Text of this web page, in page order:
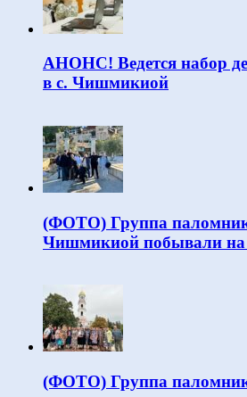
АНОНС! Ведется набор
в с. Чишмикиой
(ФОТО) Группа
Чишмикиой побывали на
(ФОТО) Группа